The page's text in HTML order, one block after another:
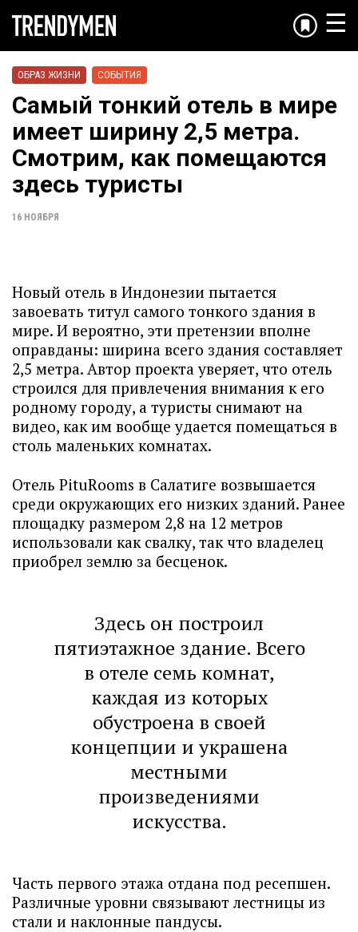
☰
ОБРАЗ ЖИЗНИ СОБЫТИЯ
Самый тонкий отель в мире
имеет ширину 2,5 метра.
Смотрим, как помещаются
здесь туристы
16 НОЯБРЯ
Новый отель в Индонезии пытается
завоевать титул самого тонкого здания в
мире. И вероятно, эти претензии вполне
оправданы: ширина всего здания составляет
2,5 метра. Автор проекта уверяет, что отель
строился для привлечения внимания к его
родному городу, а туристы снимают на
видео, как им вообще удается помещаться в
столь маленьких комнатах.
Отель PituRooms в Салатиге возвышается
среди окружающих его низких зданий. Ранее
площадку размером 2,8 на 12 метров
использовали как свалку, так что владелец
приобрел землю за бесценок.
Здесь он построил
пятиэтажное здание. Всего
в отеле семь комнат,
каждая из которых
обустроена в своей
концепции и украшена
местными
произведениями
искусства.
Часть первого этажа отдана под ресепшен.
Различные уровни связывают лестницы из
стали и наклонные пандусы.